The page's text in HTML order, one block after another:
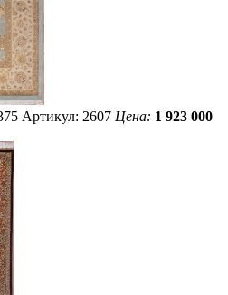
Артикул: 2607 Цена: 1 923 000